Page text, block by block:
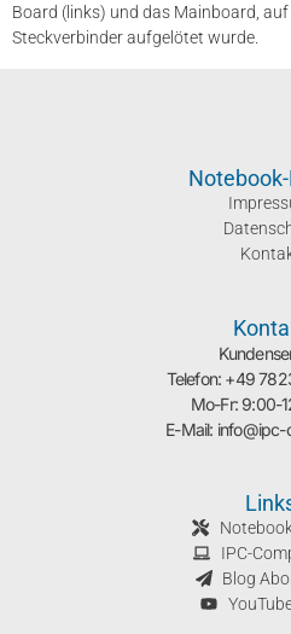
Board (links) und das Mainboard,
Steckverbinder aufgelötet wurde.
Telefon: +49
Mo-Fr: 9:00-
E-Mail:
IPC-
Blog